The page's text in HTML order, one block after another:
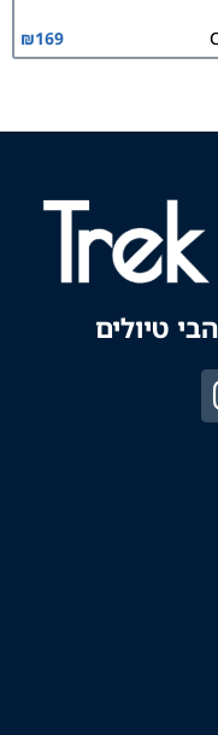
₪169
טיולים